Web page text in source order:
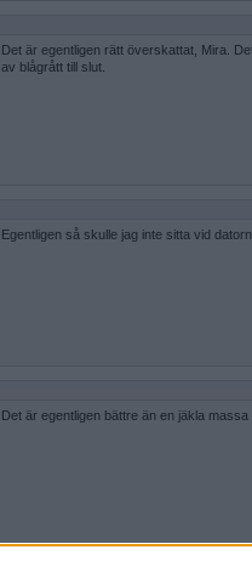
Det är egentligen rätt överskattat, Mira.
av blågrått till slut.
Egentligen så skulle jag inte sitta vid
Det är egentligen bättre än en jäkla